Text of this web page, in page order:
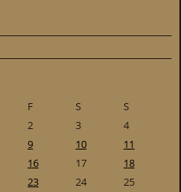
F S
S
2 3
4
9 10
11
16 17
18
23 24
25